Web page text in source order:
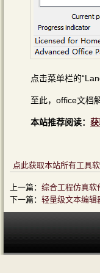
点击菜单栏的
至此，office文档
本站推荐阅读：
点此获取本站所有工具
上一篇： 综合工程仿真软
下一篇： 轻量级文本编辑